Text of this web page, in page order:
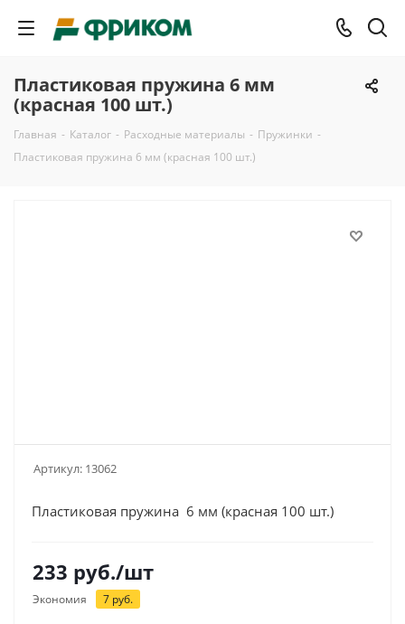
Пластиковая пружина 6 мм
(красная 100 шт.)
Главная - Каталог - Расходные материалы - Пружинки -
Пластиковая пружина 6 мм (красная 100 шт.)
Артикул: 13062
Пластиковая пружина 6 мм (красная 100 шт.)
233 руб./шт
Экономия 7 руб.